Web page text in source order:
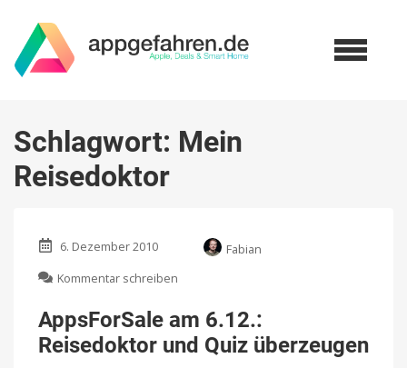
Schlagwort: Mein
Reisedoktor
6. Dezember 2010
Fabian
Kommentar schreiben
am
6.12.:
Reisedoktor
AppsForSale am 6.12.:
Reisedoktor und Quiz überzeugen